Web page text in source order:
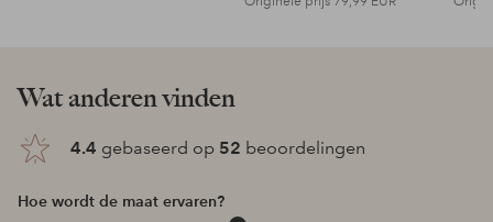
Wat anderen vinden
4.4 gebaseerd op 52 beoordelingen
Hoe wordt de maat ervaren?